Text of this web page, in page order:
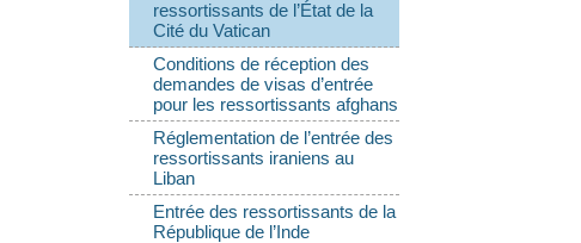
ressortissants de l’État de la
Cité du Vatican
Conditions de réception des
demandes de visas d’entrée
pour les ressortissants afghans
Réglementation de l’entrée des
ressortissants iraniens au
Liban
Entrée des ressortissants de la
République de l’Inde